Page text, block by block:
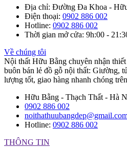
Địa chỉ: Đường Đa Khoa -
Điện thoại: 0902 886 002
Hotline: 0902 886 002
Thời gian mở cửa: 9h:00 -
Về chúng tôi
Nội thất Hữu Bằng chuyên nhận
buôn bán lẻ đồ gỗ nội thất: Giường,
lượng tốt, giao hàng nhanh chóng
Hữu Bằng - Thạch Thất - Hà
0902 886 002
Hotline: 0902 886 002
THÔNG TIN